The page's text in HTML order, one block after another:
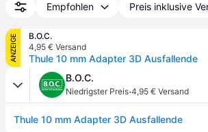
Empfohlen Preis inklusive
ANZEIGE
B.O.C.
4,95 € Versand
Thule 10 mm Adapter 3D Ausfallende
B.O.C.
Niedrigster Preis·4,95 € Versand
Thule 10 mm Adapter 3D Ausfallende